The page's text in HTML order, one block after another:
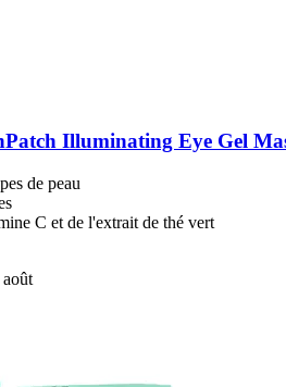
Illuminating Eye Gel
de peau
C et de l'extrait de thé vert